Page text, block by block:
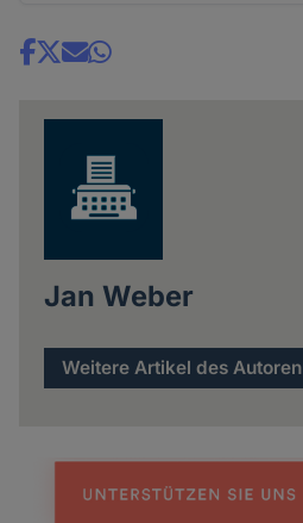
Share
Jan Weber
Weitere Artikel des Autoren